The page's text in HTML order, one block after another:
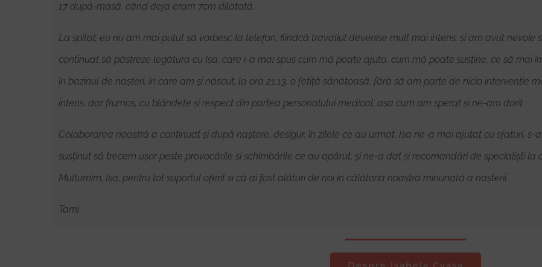
17 după-masă, când deja eram 7cm dilatată.
La spital, eu nu am mai putut să vorbesc la telefon, fiindcă travaliul devenise mult mai intens, și am avut nevoie
continuat să păstreze legătura cu Isa, care i-a mai spus cum mă poate ajuta, cum mă poate susține, ce să mai
în bazinul de nașteri, în care am și născut, la ora 21:13, o fetiță sănătoasă, fără să am parte de nicio intervenție
intens, dar frumos, cu blândețe și respect din partea personalului medical, așa cum am sperat și ne-am dorit.
Colaborarea noastră a continuat și după naștere, desigur, în zilele ce au urmat. Isa ne-a mai ajutat cu sfaturi,
susținut să trecem ușor peste provocările și schimbările ce au apărut, și ne-a dat și recomandări de specialiști
Mulțumim, Isa, pentru tot suportul oferit și că ai fost alături de noi în călătoria noastră minunată a nașterii.
Tami